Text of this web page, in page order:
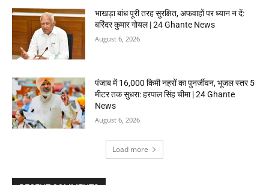
भाखड़ा बांध पूरी तरह सुरक्षित, अफवाहों पर ध्यान न दें:
बरिंदर कुमार गोयल | 24 Ghante News
August 6, 2026
पंजाब में 16,000 किमी नहरों का पुनर्जीवन, भूजल स्तर 5
मीटर तक सुधरा: हरपाल सिंह चीमा | 24 Ghante
News
August 6, 2026
Load more